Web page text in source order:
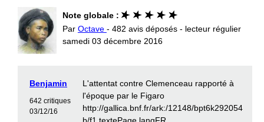
Note globale :
Par Octave - 482 avis déposés - lecteur régulier
samedi 03 décembre 2016
Benjamin
642 critiques
03/12/16
L'attentat contre Clemenceau rapporté à
l'époque par le Figaro
http://gallica.bnf.fr/ark:/12148/bpt6k292054
b/f1.textePage.langFR